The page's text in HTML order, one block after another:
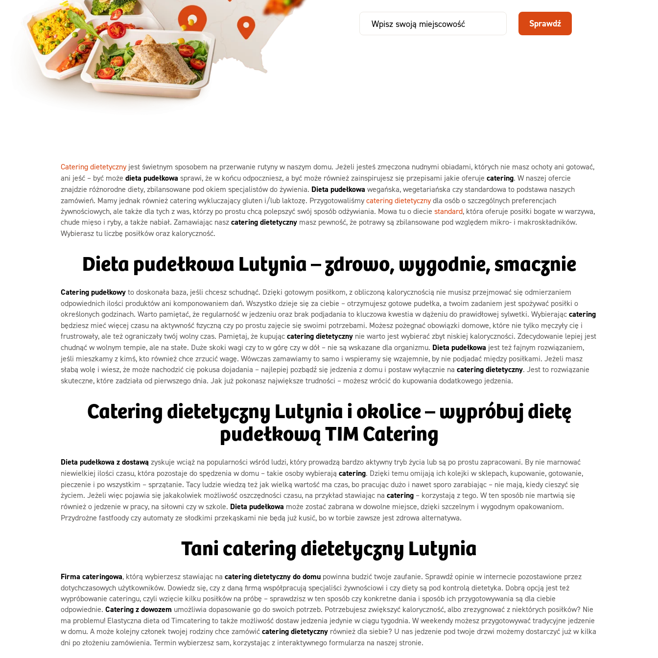
50,31 zł
73,99
-32%TAK
Zamów dietę!
47,59 zł
-30%z kodem SEZON30
48,99 zł
-30%z kodem SEZON30
Sprawdź
Catering dietetycznyjest świetnym sposobem na przerwanie rutyny w naszym domu. Jeżeli jesteś zmęczona nudnymi obiadami, których nie masz ochoty ani gotować,
ani jeść – być może dieta pudełkowa sprawi, że w końcu odpoczniesz, a być może również zainspirujesz się przepisami jakie oferuje catering. W naszej ofercie
znajdzie różnorodne diety, zbilansowane pod okiem specjalistów do żywienia. Dieta pudełkowa wegańska, wegetariańska czy standardowa to podstawa naszych
zamówień. Mamy jednak również catering wykluczający gluten i/lub laktozę. Przygotowaliśmy catering dietetycznydla osób o szczególnych preferencjach
żywnościowych, ale także dla tych z was, którzy po prostu chcą polepszyć swój sposób odżywiania. Mowa tu o diecie standard, która oferuje posiłki bogate w warzywa,
chude mięso i ryby, a także nabiał. Zamawiając nasz catering dietetyczny masz pewność, że potrawy są zbilansowane pod względem mikro- i makroskładników.
Wybierasz tu liczbę posiłków oraz kaloryczność.
Dieta pudełkowa Lutynia – zdrowo, wygodnie, smacznie
Catering pudełkowy to doskonała baza, jeśli chcesz schudnąć. Dzięki gotowym posiłkom, z obliczoną kalorycznością nie musisz przejmować się odmierzaniem
odpowiednich ilości produktów ani komponowaniem dań. Wszystko dzieje się za ciebie – otrzymujesz gotowe pudełka, a twoim zadaniem jest spożywać posiłki o
określonych godzinach. Warto pamiętać, że regularność w jedzeniu oraz brak podjadania to kluczowa kwestia w dążeniu do prawidłowej sylwetki. Wybierając catering
będziesz mieć więcej czasu na aktywność fizyczną czy po prostu zajęcie się swoimi potrzebami. Możesz pożegnać obowiązki domowe, które nie tylko męczyły cię i
frustrowały, ale też ograniczały twój wolny czas. Pamiętaj, że kupując catering dietetyczny nie warto jest wybierać zbyt niskiej kaloryczności. Zdecydowanie lepiej jest
chudnąć w wolnym tempie, ale na stałe. Duże skoki wagi czy to w górę czy w dół – nie są wskazane dla organizmu. Dieta pudełkowa jest też fajnym rozwiązaniem,
jeśli mieszkamy z kimś, kto również chce zrzucić wagę. Wówczas zamawiamy to samo i wspieramy się wzajemnie, by nie podjadać między posiłkami. Jeżeli masz
słabą wolę i wiesz, że może nachodzić cię pokusa dojadania – najlepiej pozbądź się jedzenia z domu i postaw wyłącznie na catering dietetyczny. Jest to rozwiązanie
skuteczne, które zadziała od pierwszego dnia. Jak już pokonasz największe trudności – możesz wrócić do kupowania dodatkowego jedzenia.
Catering dietetyczny Lutynia i okolice – wypróbuj dietę
pudełkową TIM Catering
Dieta pudełkowa z dostawą zyskuje wciąż na popularności wśród ludzi, który prowadzą bardzo aktywny tryb życia lub są po prostu zapracowani. By nie marnować
niewielkiej ilości czasu, która pozostaje do spędzenia w domu – takie osoby wybierają catering. Dzięki temu omijają ich kolejki w sklepach, kupowanie, gotowanie,
pieczenie i po wszystkim – sprzątanie. Tacy ludzie wiedzą też jak wielką wartość ma czas, bo pracując dużo i nawet sporo zarabiając – nie mają, kiedy cieszyć się
życiem. Jeżeli więc pojawia się jakakolwiek możliwość oszczędności czasu, na przykład stawiając na catering – korzystają z tego. W ten sposób nie martwią się
również o jedzenie w pracy, na siłowni czy w szkole. Dieta pudełkowa może zostać zabrana w dowolne miejsce, dzięki szczelnym i wygodnym opakowaniom.
Przydrożne fastfoody czy automaty ze słodkimi przekąskami nie będą już kusić, bo w torbie zawsze jest zdrowa alternatywa.
Tani catering dietetyczny Lutynia
Firma cateringowa, którą wybierzesz stawiając na catering dietetyczny do domu powinna budzić twoje zaufanie. Sprawdź opinie w internecie pozostawione przez
dotychczasowych użytkowników. Dowiedz się, czy z daną firmą współpracują specjaliści żywnościowi i czy diety są pod kontrolą dietetyka. Dobrą opcją jest też
wypróbowanie cateringu, czyli wzięcie kilku posiłków na próbę – sprawdzisz w ten sposób czy konkretne dania i sposób ich przygotowywania są dla ciebie
odpowiednie. Catering z dowozem umożliwia dopasowanie go do swoich potrzeb. Potrzebujesz zwiększyć kaloryczność, albo zrezygnować z niektórych posiłków? Nie
ma problemu! Elastyczna dieta od Timcatering to także możliwość dostaw jedzenia jedynie w ciągu tygodnia. W weekendy możesz przygotowywać tradycyjne jedzenie
w domu. A może kolejny członek twojej rodziny chce zamówić catering dietetyczny również dla siebie? U nas jedzenie pod twoje drzwi możemy dostarczyć już w kilka
dni po złożeniu zamówienia. Termin wybierzesz sam, korzystając z interaktywnego formularza na naszej stronie.